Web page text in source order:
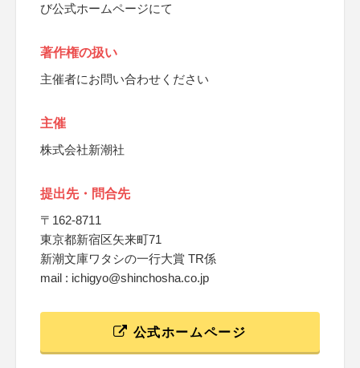
び公式ホームページにて
著作権の扱い
主催者にお問い合わせください
主催
株式会社新潮社
提出先・問合先
〒162-8711
東京都新宿区矢来町71
新潮文庫ワタシの一行大賞 TR係
mail : ichigyo@shinchosha.co.jp
公式ホームページ